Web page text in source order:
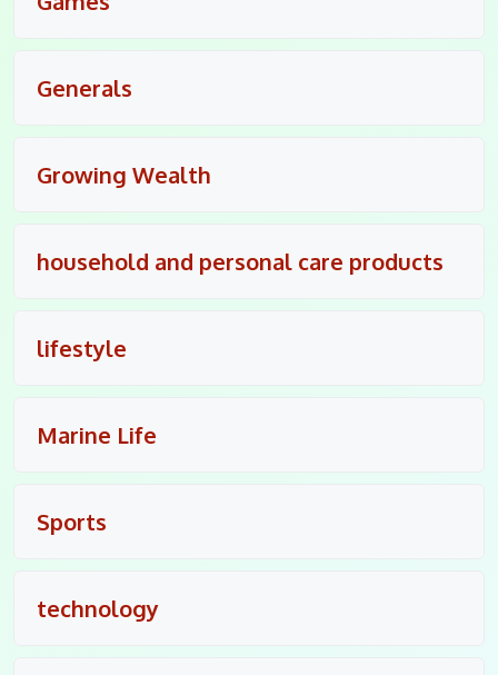
Generals
Growing Wealth
household and personal care products
lifestyle
Marine Life
Sports
technology